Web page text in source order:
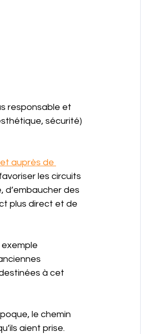
responsable et
sécurité)
auprès de
les circuits
d’embaucher des
plus direct et de
à cet
le chemin
aient prise.